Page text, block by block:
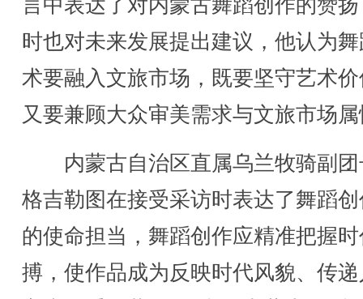
言中表达了对内蒙古舞蹈创作的赞
时也对未来发展提出建议，他认为
术要融入文旅市场，既要坚守艺术
又要兼顾大众审美需求与文旅市场
内蒙古自治区直属乌兰牧骑副团
格吉勒图在接受采访时表达了舞蹈
的使命担当，舞蹈创作应精准把握
搏，使作品成为反映时代风貌、传